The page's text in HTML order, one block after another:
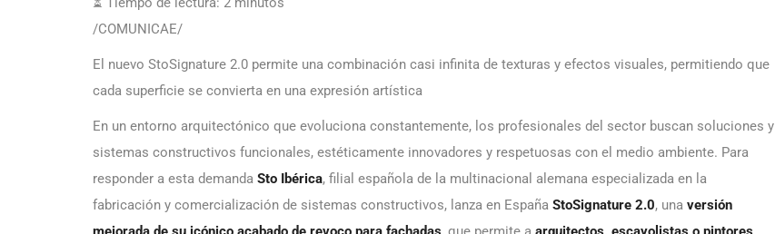
/COMUNICAE/
El nuevo StoSignature 2.0 permite una combinación casi infinita de texturas y efectos visuales, permitiendo que
cada superficie se convierta en una expresión artística
En un entorno arquitectónico que evoluciona constantemente, los profesionales del sector buscan soluciones y
sistemas constructivos funcionales, estéticamente innovadores y respetuosas con el medio ambiente. Para
responder a esta demanda Sto Ibérica, filial española de la multinacional alemana especializada en la
fabricación y comercialización de sistemas constructivos, lanza en España StoSignature 2.0, una versión